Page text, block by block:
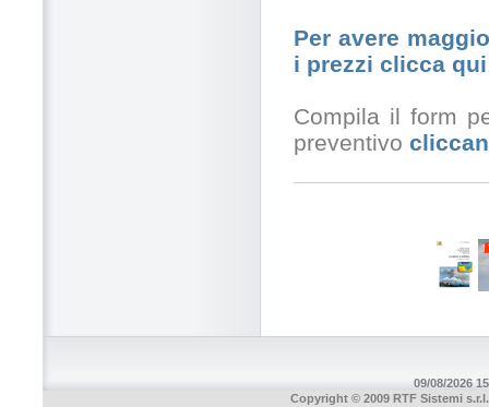
Per avere
i prezzi clicca qui
Compila il form
preventivo
09/08/2026
Copyright © 2009 RTF Sistemi